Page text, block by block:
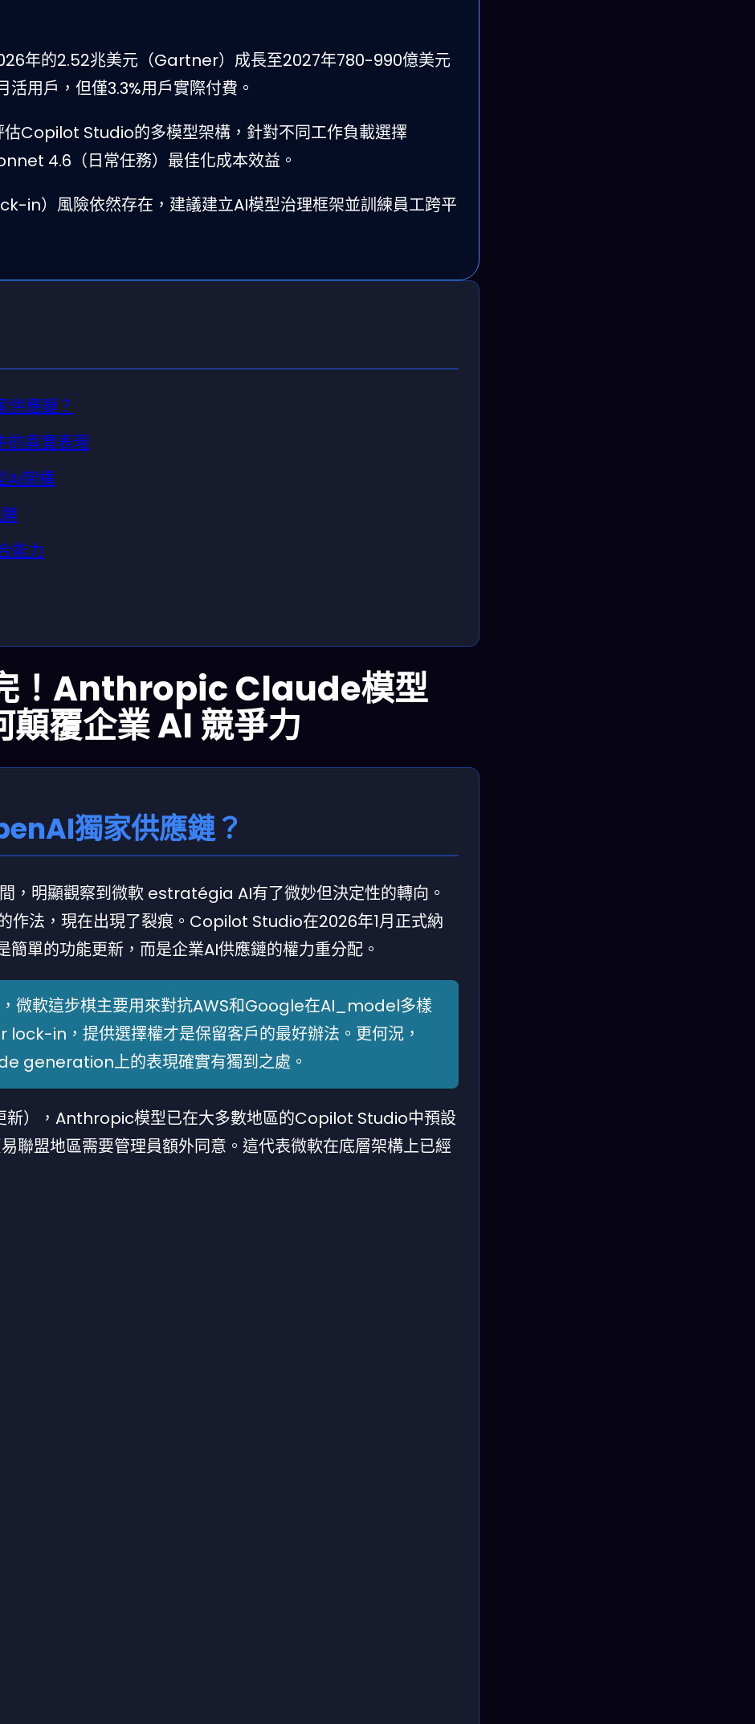
年的2.52兆美元（Gartner）成長至2027年780-990億美元
用戶，但僅3.3%用戶實際付費。
Copilot Studio的多模型架構，針對不同工作負載選擇
4.6（日常任務）最佳化成本效益。
in）風險依然存在，建議建立AI模型治理框架並訓練員工跨平
供應鏈？
的真實表現
AI架構
能力
！Anthropic Claude模型
覆企業 AI 競爭力
獨家供應鏈？
，明顯觀察到微軟 estratégia AI有了微妙但決定性的轉向。
作法，現在出現了裂痕。Copilot Studio在2026年1月正式納
單的功能更新，而是企業AI供應鏈的權力重分配。
微軟這步棋主要用來對抗AWS和Google在AI_model多樣
in，提供選擇權才是保留客戶的最好辦法。更何況，
generation上的表現確實有獨到之處。
新），Anthropic模型已在大多數地區的Copilot Studio中預設
聯盟地區需要管理員額外同意。這代表微軟在底層架構上已經